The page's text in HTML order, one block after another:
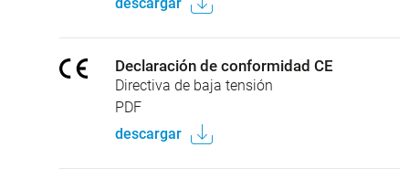
descargar
Declaración de conformidad CE
Directiva de baja tensión
PDF
descargar